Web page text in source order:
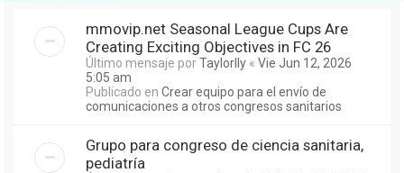
mmovip.net Seasonal League Cups Are
Creating Exciting Objectives in FC 26
Último mensaje porTaylorlly « Vie Jun 12, 2026
5:05 am
Publicado en Crear equipo para el envío de
comunicaciones a otros congresos sanitarios
Grupo para congreso de ciencia sanitaria,
pediatría